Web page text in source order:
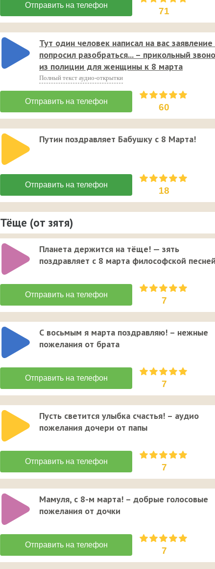
71
Тут один человек написал на вас заявление
попросил разобраться... – прикольный
из полиции для женщины к 8 марта
Полный текст аудио-открытки
60
Путин поздравляет Бабушку с 8 Марта!
18
Тёще (от зятя)
Планета держится на тёще! — зять
поздравляет с 8 марта философской
7
С восьмым я марта поздравляю! – нежные
пожелания от брата
7
Пусть светится улыбка счастья! – аудио
пожелания дочери от папы
7
Мамуля, с 8-м марта! – добрые голосовые
пожелания от дочки
7